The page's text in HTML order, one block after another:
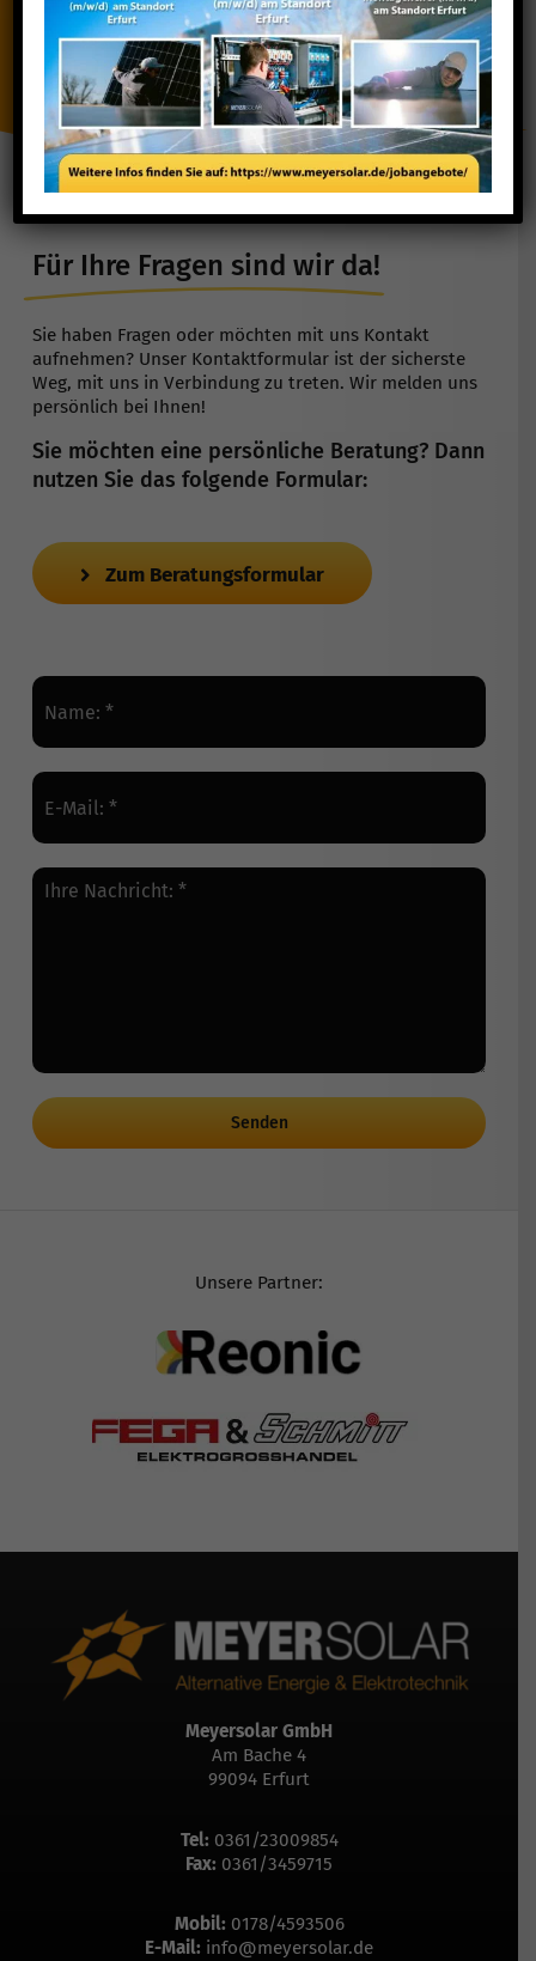
Zur Blitzbewerbung
Für Ihre Fragen sind wir da!
Sie haben Fragen oder möchten mit uns Kontakt
aufnehmen? Unser Kontaktformular ist der sicherste
Weg, mit uns in Verbindung zu treten. Wir melden uns
persönlich bei Ihnen!
Sie möchten eine persönliche Beratung? Dann
nutzen Sie das folgende Formular:
Zum Beratungsformular
Senden
Unsere Partner:
Meyersolar GmbH
Am Bache 4
99094 Erfurt
Tel: 0361/23009854
Fax: 0361/3459715
Mobil: 0178/4593506
E-Mail: info@meyersolar.de